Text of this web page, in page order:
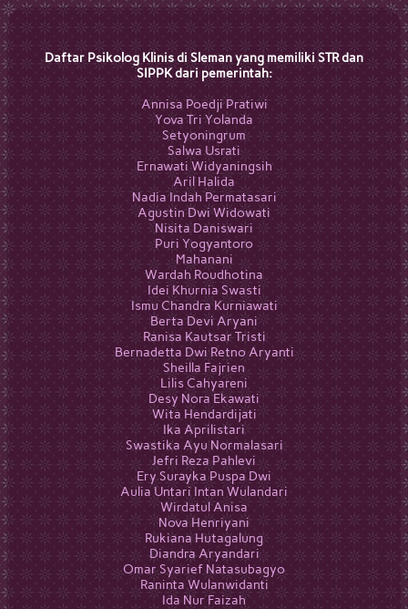
Daftar Psikolog Klinis di Sleman yang memiliki STR dan
SIPPK dari pemerintah:
Annisa Poedji Pratiwi
Yova Tri Yolanda
Setyoningrum
Salwa Usrati
Ernawati Widyaningsih
Aril Halida
Nadia Indah Permatasari
Agustin Dwi Widowati
Nisita Daniswari
Puri Yogyantoro
Mahanani
Wardah Roudhotina
Idei Khurnia Swasti
Ismu Chandra Kurniawati
Berta Devi Aryani
Ranisa Kautsar Tristi
Bernadetta Dwi Retno Aryanti
Sheilla Fajrien
Lilis Cahyareni
Desy Nora Ekawati
Wita Hendardijati
Ika Aprilistari
Swastika Ayu Normalasari
Jefri Reza Pahlevi
Ery Surayka Puspa Dwi
Aulia Untari Intan Wulandari
Wirdatul Anisa
Nova Henriyani
Rukiana Hutagalung
Diandra Aryandari
Omar Syarief Natasubagyo
Raninta Wulanwidanti
Ida Nur Faizah